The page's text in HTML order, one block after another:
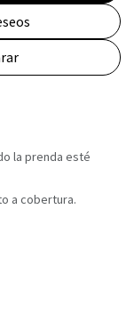
la prenda esté
a cobertura.